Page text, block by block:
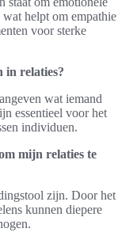
wat helpt om empathie
voor sterke
in relaties?
wat iemand
essentieel voor het
individuen.
mijn relaties te
zijn. Door het
kunnen diepere